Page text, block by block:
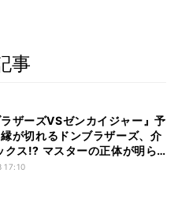
事
ラザーズVSゼンカイジャー』予
が切れるドンブラザーズ、介
クス!? マスターの正体が明ら
17:10